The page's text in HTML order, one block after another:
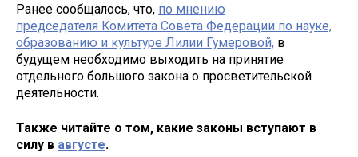
Ранее сообщалось, что, по мнению
председателя Комитета Совета Федерации по науке,
образованию и культуре Лилии Гумеровой, в
будущем необходимо выходить на принятие
отдельного большого закона о просветительской
деятельности.
Также читайте о том, какие законы вступают в
силу в августе.